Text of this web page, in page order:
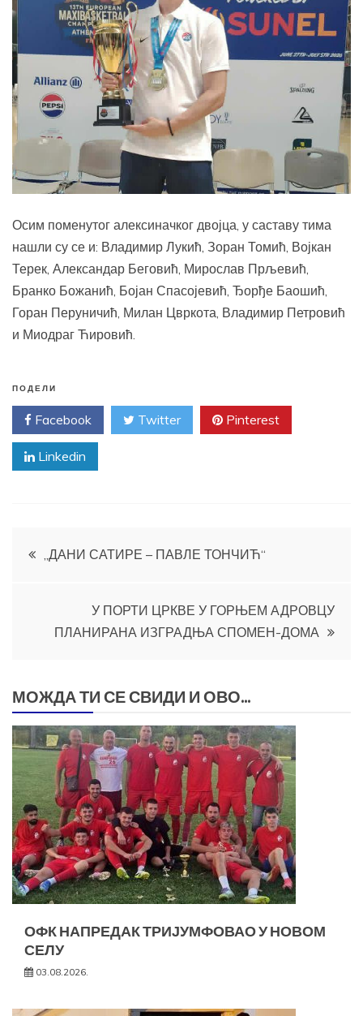
Осим поменутог алексиначког двојца, у саставу тима
нашли су се и: Владимир Лукић, Зоран Томић, Војкан
Терек, Александар Беговић, Мирослав Прљевић,
Бранко Божанић, Бојан Спасојевић, Ђорђе Баошић,
Горан Перуничић, Милан Цвркота, Владимир Петровић
и Миодраг Ћировић.
ПОДЕЛИ
Facebook Twitter Pinterest
Linkedin
Кретање
„ДАНИ САТИРЕ – ПАВЛЕ ТОНЧИЋ“
У ПОРТИ ЦРКВЕ У ГОРЊЕМ АДРОВЦУ
ПЛАНИРАНА ИЗГРАДЊА СПОМЕН-ДОМА
МОЖДА ТИ СЕ СВИДИ И ОВО...
ОФК НАПРЕДАК ТРИЈУМФОВАО У НОВОМ
СЕЛУ
03.08.2026.